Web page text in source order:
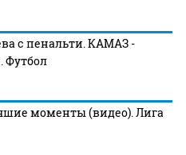
с пенальти. КАМАЗ -
Футбол
моменты (видео). Лига